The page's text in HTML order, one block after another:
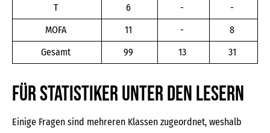
T
6 -
-
MOFA
11 -
8
Gesamt
99 13 31
Für Statistiker unter den Lesern
Einige Fragen sind mehreren Klassen zugeordnet, weshalb